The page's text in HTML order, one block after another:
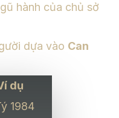
hành của chủ sở
dựa vào Can
dụ
1984